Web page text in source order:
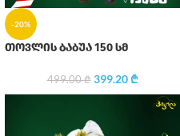
-20%
თოვლის ბაბუა 150 სმ
499.00₾ 399.20₾